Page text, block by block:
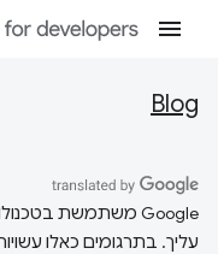
Blog
עליך. בתרגומים כאלו